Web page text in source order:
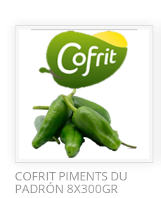
COFRIT PIMENTS DU
PADRÓN 8X300GR